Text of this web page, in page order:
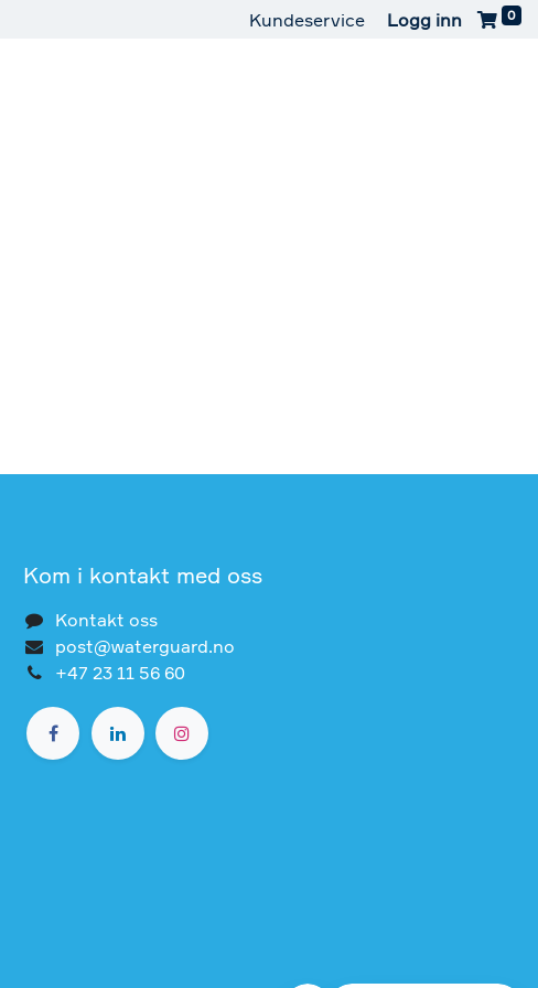
Kundeservice Logg inn 0
Kom i kontakt med oss
Kontakt oss
post@waterguard.no
+47 23 11 56 60